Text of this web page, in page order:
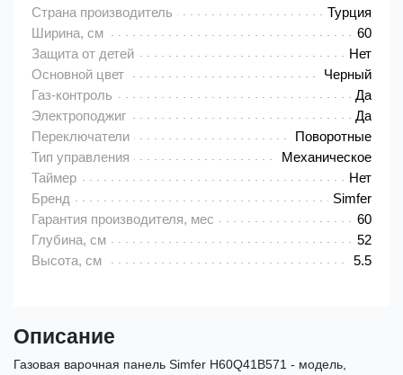
Страна производитель
Турция
Ширина, см
60
Защита от детей
Нет
Основной цвет
Черный
Газ-контроль
Да
Электроподжиг
Да
Переключатели
Поворотные
Тип управления
Механическое
Таймер
Нет
Бренд
Simfer
Гарантия производителя, мес
60
Глубина, см
52
Высота, см
5.5
Описание
Газовая варочная панель Simfer H60Q41B571 - модель,